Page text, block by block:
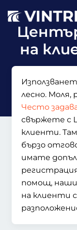
на
лесно.
Често
свържете с
клиенти.
бързо
имате
помощ,
на клиенти